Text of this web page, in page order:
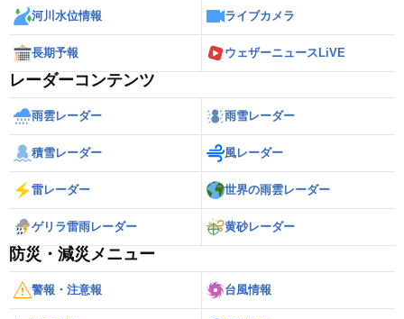
河川水位情報 ライブカメラ
長期予報 ウェザーニュースLiVE
レーダーコンテンツ
雨雲レーダー 雨雪レーダー
積雪レーダー 風レーダー
雷レーダー 世界の雨雲レーダー
ゲリラ雷雨レーダー 黄砂レーダー
防災・減災メニュー
警報・注意報 台風情報